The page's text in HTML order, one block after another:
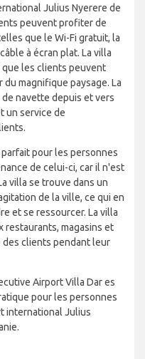
Julius Nyerere de
peuvent profiter de
que le Wi-Fi gratuit, la
à écran plat. La villa
les clients peuvent
magnifique paysage. La
navette depuis et vers
un service de
pour les personnes
de celui-ci, car il n'est
villa se trouve dans un
de la ville, ce qui en
et se ressourcer. La villa
restaurants, magasins et
des clients pendant leur
Airport Villa Dar es
pour les personnes
international Julius